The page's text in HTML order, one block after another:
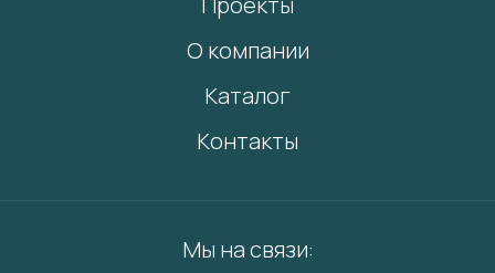
О компании
Каталог
Контакты
Мы на связи: